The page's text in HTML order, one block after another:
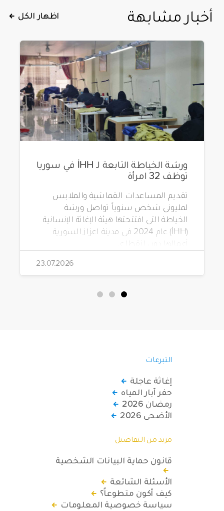
أخبار مشابهة اظهار الكل
ورشة الخياطة التابعة لـ İHH في سوريا
توظف 32 امرأة
تقديم المساعدات القماشية والملابس
لمليوني شخص سنوياً تواصل ورشة
الخياطة التي افتتحتها هيئة الإغاثة الإنسانية
(İHH) عام 2024 في مدينة اعزاز السورية
أعمالها دون انقطاع.
23.07.2026
التبرعات
إغاثة عاجلة
حفر آبار المياه
رمضان 2026
الأضحى 2026
مزيد من التفاصيل
قانون حماية البيانات الشخصية
الأسئلة الشائعة
كيف أكون متطوعاً؟
سياسة خصوصية المعلومات